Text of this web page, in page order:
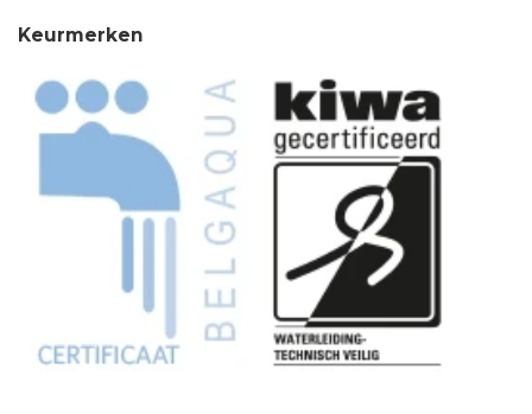
Keurmerken